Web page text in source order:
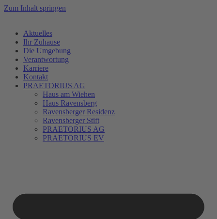
Zum Inhalt springen
Aktuelles
Ihr Zuhause
Die Umgebung
Verantwortung
Karriere
Kontakt
PRAETORIUS AG
Haus am Wiehen
Haus Ravensberg
Ravensberger Residenz
Ravensberger Stift
PRAETORIUS AG
PRAETORIUS EV